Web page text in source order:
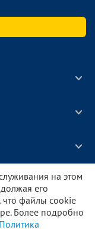
офертой. Указанные
на этом
его
что файлы cookie
Более подробно
Политика